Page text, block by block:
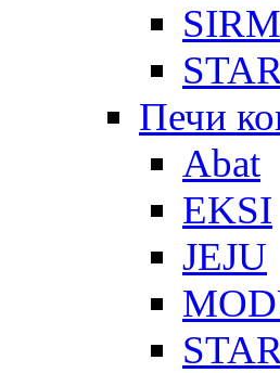
Печи
Abat
EKSI
JEJU